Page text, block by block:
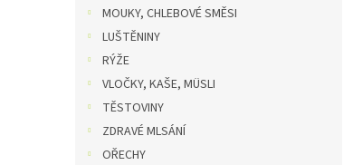
MOUKY, CHLEBOVÉ SMĚSI
LUŠTĚNINY
RÝŽE
VLOČKY, KAŠE, MÜSLI
TĚSTOVINY
ZDRAVÉ MLSÁNÍ
OŘECHY